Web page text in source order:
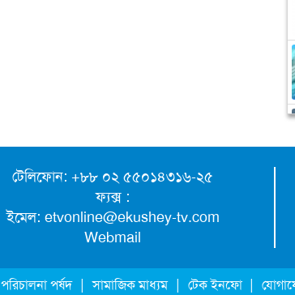
টেলিফোন: +৮৮ ০২ ৫৫০১৪৩১৬-২৫
ফ্যক্স :
ইমেল: etvonline@ekushey-tv.com
Webmail
পরিচালনা পর্ষদ | সামাজিক মাধ্যম | টেক ইনফো |